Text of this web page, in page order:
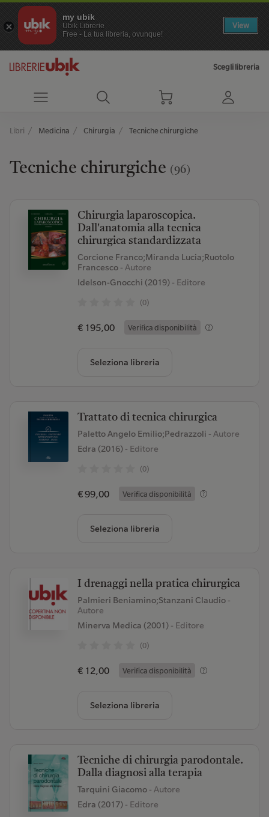
my ubik
Ubik Librerie
Free - La tua libreria, ovunque!
View
Scegli libreria
Libri Medicina Chirurgia Tecniche chirurgiche
Tecniche chirurgiche (96)
Chirurgia laparoscopica.
Dall'anatomia alla tecnica
chirurgica standardizzata
Corcione Franco;Miranda Lucia;Ruotolo
Francesco - Autore
Idelson-Gnocchi (2019)- Editore
(0)
€ 195,00 Verifica disponibilità
Seleziona libreria
Trattato di tecnica chirurgica
Paletto Angelo Emilio;Pedrazzoli - Autore
Edra (2016)- Editore
(0)
€ 99,00 Verifica disponibilità
Seleziona libreria
I drenaggi nella pratica chirurgica
Palmieri Beniamino;Stanzani Claudio -
Autore
Minerva Medica (2001)- Editore
(0)
€ 12,00 Verifica disponibilità
Seleziona libreria
Tecniche di chirurgia parodontale.
Dalla diagnosi alla terapia
Tarquini Giacomo - Autore
Edra (2017)- Editore